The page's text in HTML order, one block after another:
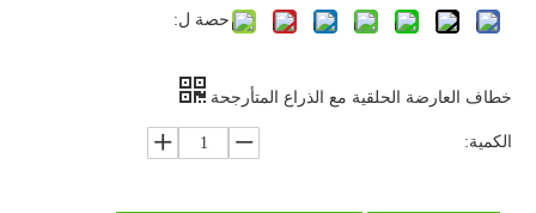
حصة ل:
خطاف العارضة الحلقية مع الذراع المتأرجحة
الكمية: